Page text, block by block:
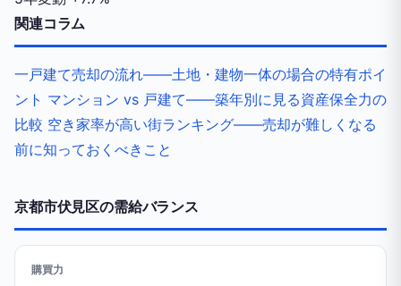
関連コラム
一戸建て売却の流れ——土地・建物一体の場合の特有ポイ
ント マンション vs 戸建て——築年別に見る資産保全力の
比較 空き家率が高い街ランキング——売却が難しくなる
前に知っておくべきこと
京都市伏見区の需給バランス
購買力